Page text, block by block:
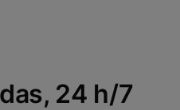
24 h/7